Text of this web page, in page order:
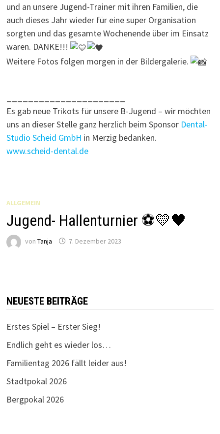
und an unsere Jugend-Trainer mit ihren Familien, die
auch dieses Jahr wieder für eine super Organisation
sorgten und das gesamte Wochenende über im Einsatz
waren. DANKE!!!
Weitere Fotos folgen morgen in der Bildergalerie.
Es gab neue Trikots für unsere B-Jugend – wir möchten
uns an dieser Stelle ganz herzlich beim Sponsor Dental-
Studio Scheid GmbH in Merzig bedanken.
www.scheid-dental.de
ALLGEMEIN
Jugend- Hallenturnier ⚽️💛🖤
von Tanja 7. Dezember 2023
NEUESTE BEITRÄGE
Erstes Spiel – Erster Sieg!
Endlich geht es wieder los…
Familientag 2026 fällt leider aus!
Stadtpokal 2026
Bergpokal 2026